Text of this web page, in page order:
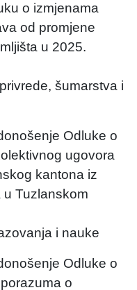
o izmjenama
od promjene
u 2025.
šumarstva i
Odluke o
ugovora
kantona iz
Tuzlanskom
i nauke
Odluke o
o